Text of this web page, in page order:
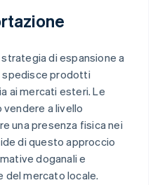
di espansione a
spedisce prodotti
ai mercati esteri. Le
a livello
una presenza fisica nei
di questo approccio
doganali e
del mercato locale.